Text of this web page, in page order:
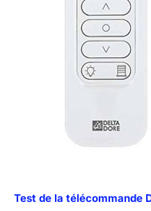
Test de la télécommande